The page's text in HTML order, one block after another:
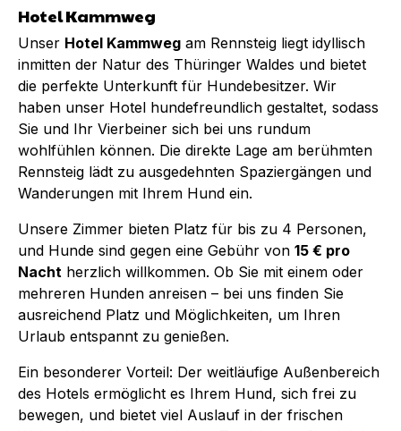
Hotel Kammweg
Unser Hotel Kammweg am Rennsteig liegt idyllisch
inmitten der Natur des Thüringer Waldes und bietet
die perfekte Unterkunft für Hundebesitzer. Wir
haben unser Hotel hundefreundlich gestaltet, sodass
Sie und Ihr Vierbeiner sich bei uns rundum
wohlfühlen können. Die direkte Lage am berühmten
Rennsteig lädt zu ausgedehnten Spaziergängen und
Wanderungen mit Ihrem Hund ein.
Unsere Zimmer bieten Platz für bis zu 4 Personen,
und Hunde sind gegen eine Gebühr von 15 € pro
Nacht herzlich willkommen. Ob Sie mit einem oder
mehreren Hunden anreisen – bei uns finden Sie
ausreichend Platz und Möglichkeiten, um Ihren
Urlaub entspannt zu genießen.
Ein besonderer Vorteil: Der weitläufige Außenbereich
des Hotels ermöglicht es Ihrem Hund, sich frei zu
bewegen, und bietet viel Auslauf in der frischen